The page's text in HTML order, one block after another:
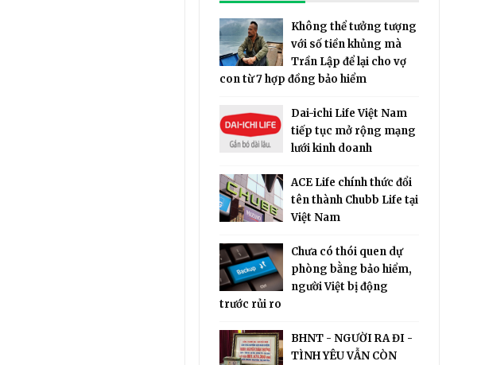
Không thể tưởng tượng
với số tiền khủng mà
Trần Lập để lại cho vợ
con từ 7 hợp đồng bảo hiểm
Dai-ichi Life Việt Nam
tiếp tục mở rộng mạng
lưới kinh doanh
ACE Life chính thức đổi
tên thành Chubb Life tại
Việt Nam
Chưa có thói quen dự
phòng bằng bảo hiểm,
người Việt bị động
trước rủi ro
BHNT - NGƯỜI RA ĐI -
TÌNH YÊU VẪN CÒN